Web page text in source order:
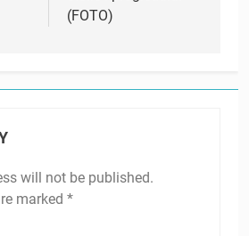
(FOTO)
will not be published.
marked *